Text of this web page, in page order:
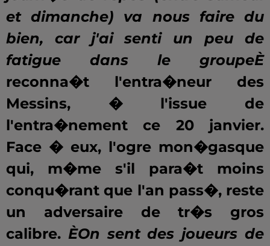
et dimanche) va nous faire du
bien, car j'ai senti un peu de
fatigue dans le groupeÈ
reconna�t l'entra�neur des
Messins, � l'issue de
l'entra�nement ce 20 janvier.
Face � eux, l'ogre mon�gasque
qui, m�me s'il para�t moins
conqu�rant que l'an pass�, reste
un adversaire de tr�s gros
calibre. ÈOn sent des joueurs de